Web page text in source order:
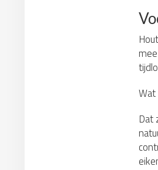
Wat
Dat